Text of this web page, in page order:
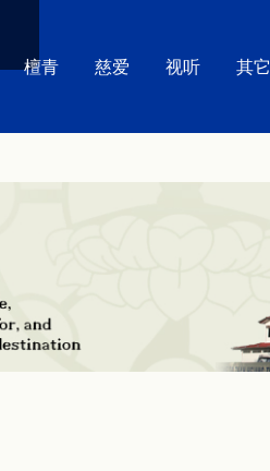
檀青 慈爱 视听 其它